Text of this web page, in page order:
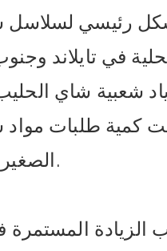
رئيسي لسلاسل
شعبية شاي
كمية طلبات
الصغيرة بشكل حاد.
الزيادة المستمرة